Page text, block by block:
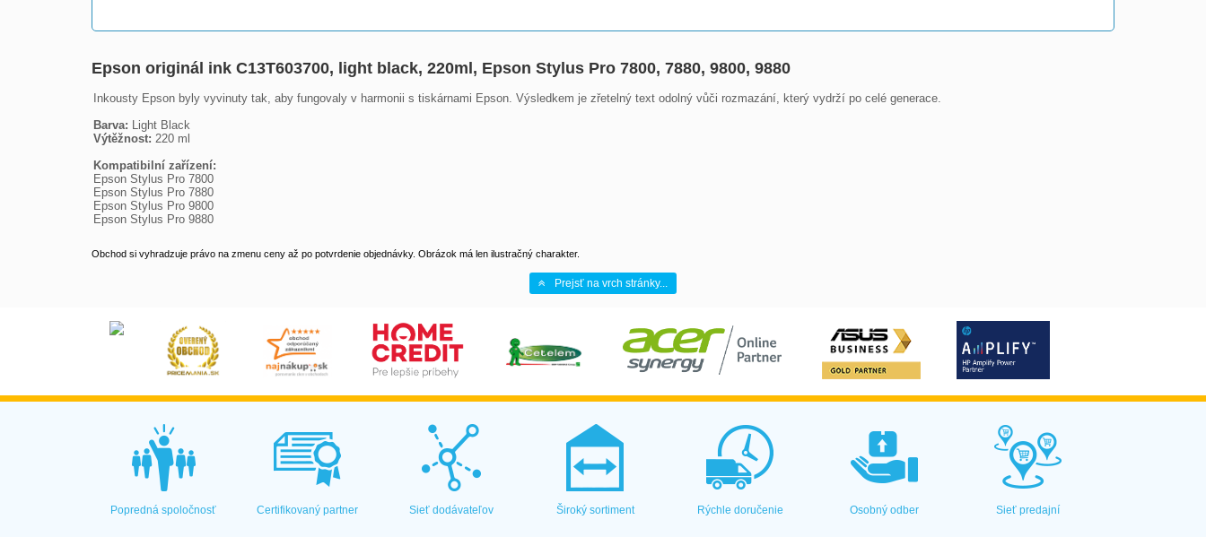
Epson originál ink C13T603700, light black, 220ml, Epson Stylus Pro 7800, 7880, 9800, 9880
Inkousty Epson byly vyvinuty tak, aby fungovaly v harmonii s tiskárnami Epson. Výsledkem je zřetelný text odolný vůči rozmazání, který vydrží po celé generace.
Barva:
Výtěžnost: 220 ml
Kompatibilní zařízení:
Epson Stylus Pro 7800
Epson Stylus Pro 7880
Epson Stylus Pro 9800
Epson Stylus Pro 9880
Obchod si vyhradzuje právo na zmenu ceny až po potvrdenie objednávky. Obrázok má len ilustračný charakter.
Prejsť na vrch stránky...
Popredná spoločnosť Certifikovaný partner Sieť dodávateľov Široký sortiment Rýchle doručenie Osobný odber Sieť predajní